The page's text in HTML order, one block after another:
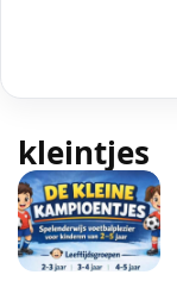
kleintjes